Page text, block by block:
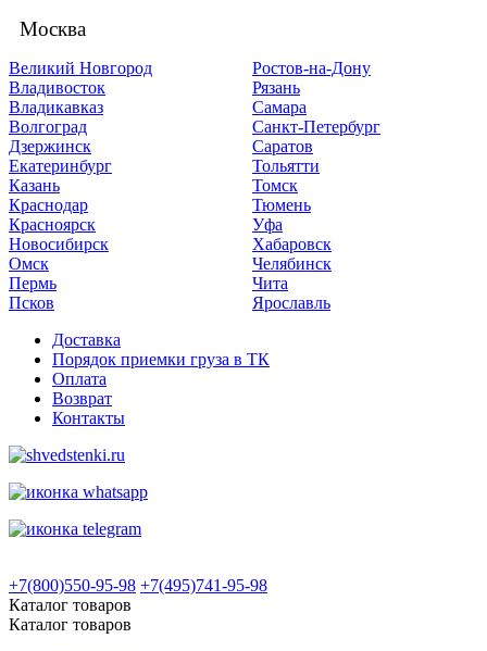
Москва
Великий Новгород
Владивосток
Владикавказ
Волгоград
Дзержинск
Екатеринбург
Казань
Краснодар
Красноярск
Новосибирск
Омск
Пермь
Псков
Ростов-на-Дону
Рязань
Самара
Санкт-Петербург
Саратов
Тольятти
Томск
Тюмень
Уфа
Хабаровск
Челябинск
Чита
Ярославль
Доставка
Порядок приемки груза в ТК
Оплата
Возврат
Контакты
+7(800)550-95-98 +7(495)741-95-98
Каталог товаров
Каталог товаров